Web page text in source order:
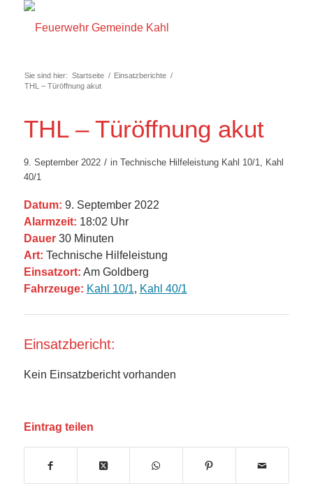
Sie sind hier: Startseite / Einsatzberichte /
THL – Türöffnung akut
THL – Türöffnung akut
9. September 2022 / in Technische Hilfeleistung Kahl 10/1, Kahl
40/1
Datum: 9. September 2022
Alarmzeit: 18:02 Uhr
Dauer30 Minuten
Art: Technische Hilfeleistung
Einsatzort: Am Goldberg
Fahrzeuge: Kahl 10/1, Kahl 40/1
Einsatzbericht:
Kein Einsatzbericht vorhanden
Eintrag teilen